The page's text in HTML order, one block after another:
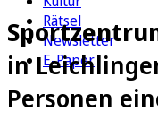
Rätsel
Newsletter
E-Paper
in
Personen